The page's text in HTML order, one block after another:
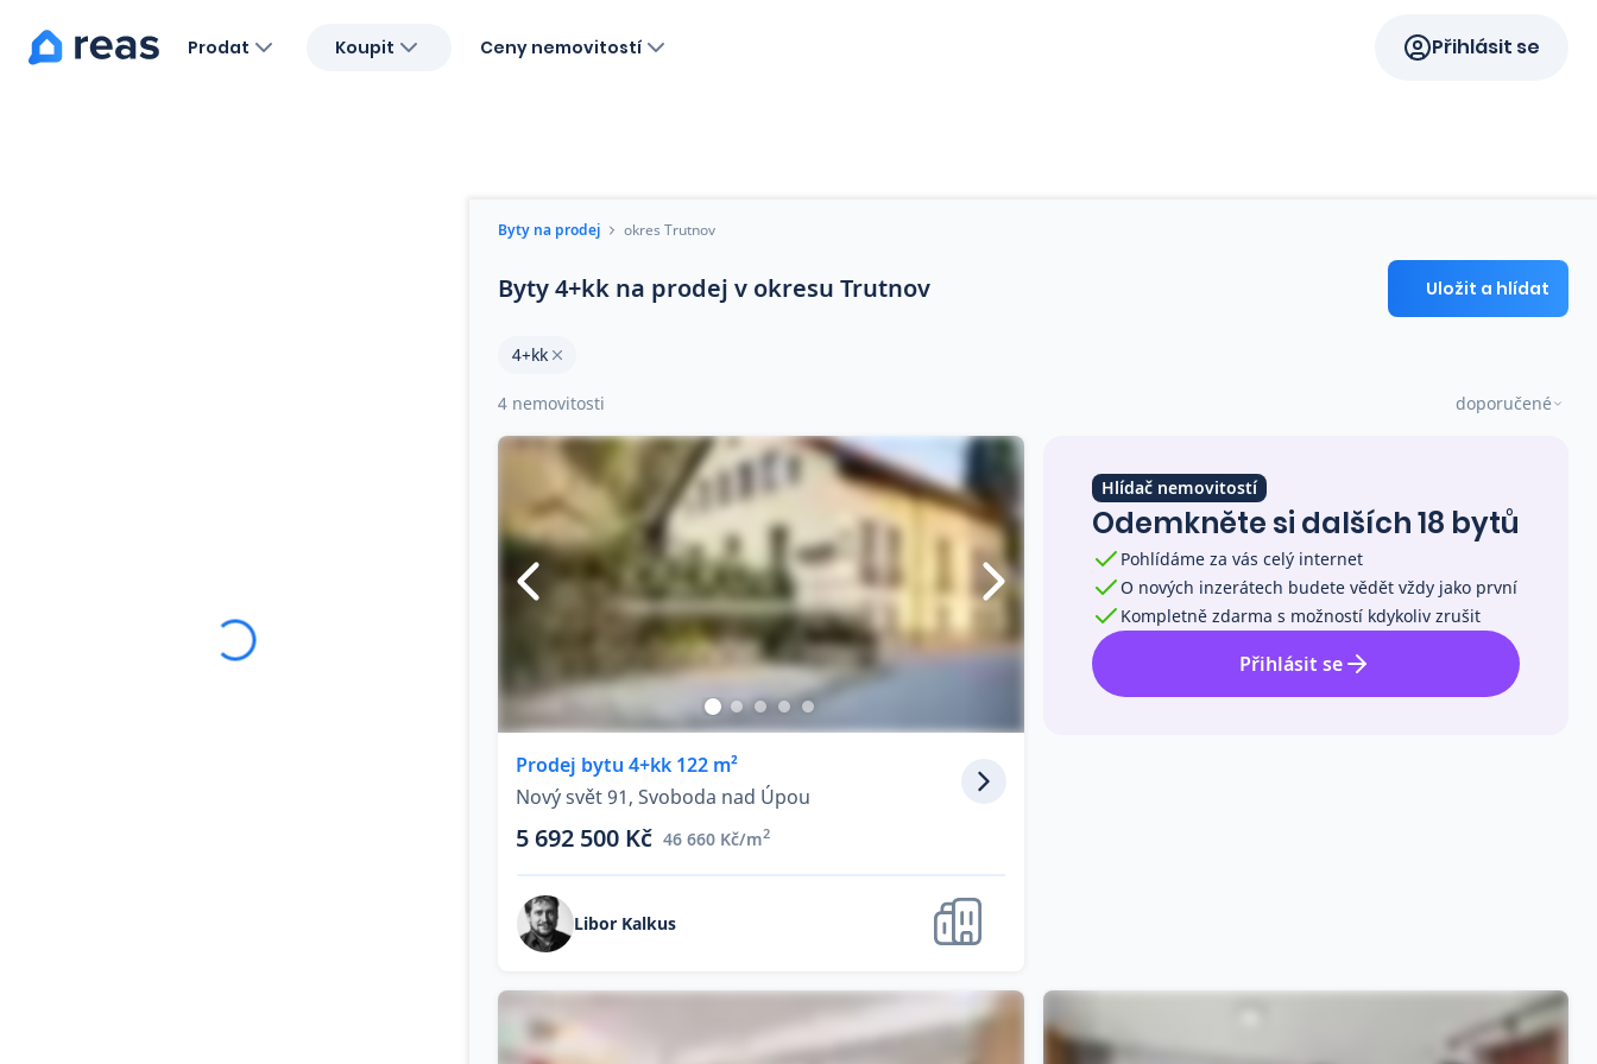
Prodat Koupit Ceny nemovitostí Přihlásit se
Byty na prodej okres Trutnov
Byty 4+kk na prodej v okresu Trutnov Uložit a hlídat
4+kk
4 nemovitosti doporučené
Prodej bytu 4+kk 122 m²
Nový svět 91, Svoboda nad Úpou
5 692 500 Kč 46 660 Kč/m2
Libor Kalkus
Hlídač nemovitostí
Odemkněte si dalších 18 bytů
Pohlídáme za vás celý internet
O nových inzerátech budete vědět vždy jako první
Kompletně zdarma s možností kdykoliv zrušit
Přihlásit se